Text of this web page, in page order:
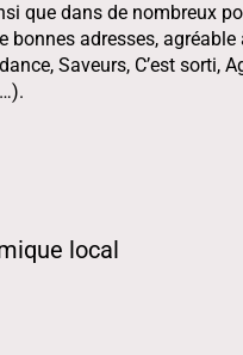
que dans de nombreux
adresses,
Saveurs, C’est sorti,
local